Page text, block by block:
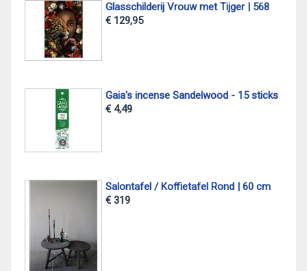
Glasschilderij Vrouw met Tijger | 568
€ 129,95
Gaia's incense Sandelwood - 15 sticks
€ 4,49
Salontafel / Koffietafel Rond | 60 cm
€ 319